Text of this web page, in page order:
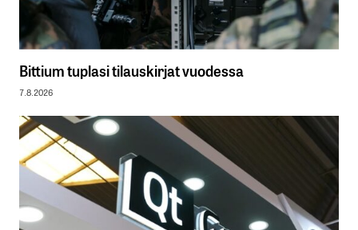
Bittium tuplasi tilauskirjat vuodessa
7.8.2026